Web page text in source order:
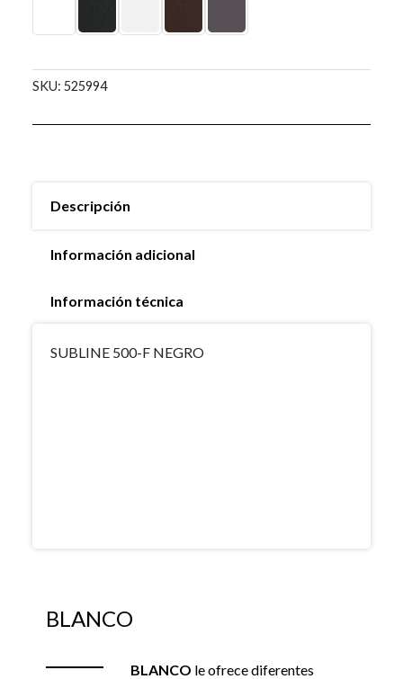
SKU: 525994
Descripción
Información adicional
Información técnica
SUBLINE 500-F NEGRO
BLANCO
BLANCO le ofrece diferentes